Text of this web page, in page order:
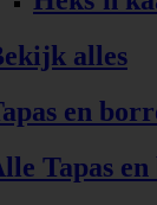
alles
en
Tapas